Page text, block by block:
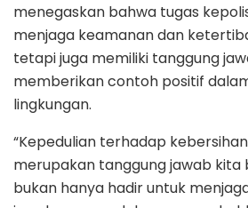
menegaskan bahwa tugas
menjaga keamanan dan
tetapi juga memiliki tanggung
memberikan contoh positif
lingkungan.
“Kepedulian terhadap
merupakan tanggung jawab kita
bukan hanya hadir untuk